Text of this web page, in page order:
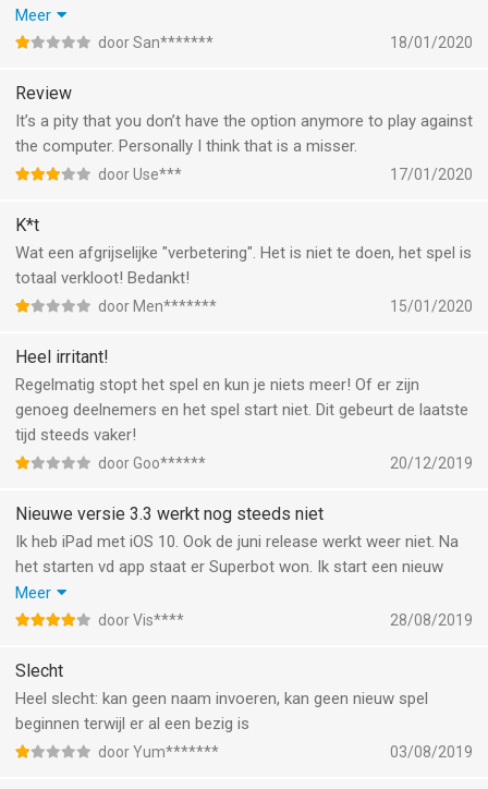
Is the additional 100 point for every extra yatzy implemented
now?
times if there are more Yatzy’s, so for every additional Yatzy)
Pls fix score according to the official rules!
Meer
door San******* 18/01/2020
Review
It’s a pity that you don’t have the option anymore to play against
the computer. Personally I think that is a misser.
door Use*** 17/01/2020
K*t
Wat een afgrijselijke "verbetering". Het is niet te doen, het spel is
totaal verkloot! Bedankt!
door Men******* 15/01/2020
Heel irritant!
Regelmatig stopt het spel en kun je niets meer! Of er zijn
genoeg deelnemers en het spel start niet. Dit gebeurt de laatste
tijd steeds vaker!
door Goo****** 20/12/2019
Nieuwe versie 3.3 werkt nog steeds niet
Ik heb iPad met iOS 10. Ook de juni release werkt weer niet. Na
het starten vd app staat er Superbot won. Ik start een nieuw
spel en er verschijnt geen avatar van mij en game center zoekt
wel naar spelers maar er verschijnen er geen.
Prima spel.
Nu weer een bug. Het spel start niet als iedereen op start heeft
gedrukt. Ook al zijn er 4 spelers.
Meer
door Vis**** 28/08/2019
Slecht
Heel slecht: kan geen naam invoeren, kan geen nieuw spel
beginnen terwijl er al een bezig is
door Yum******* 03/08/2019